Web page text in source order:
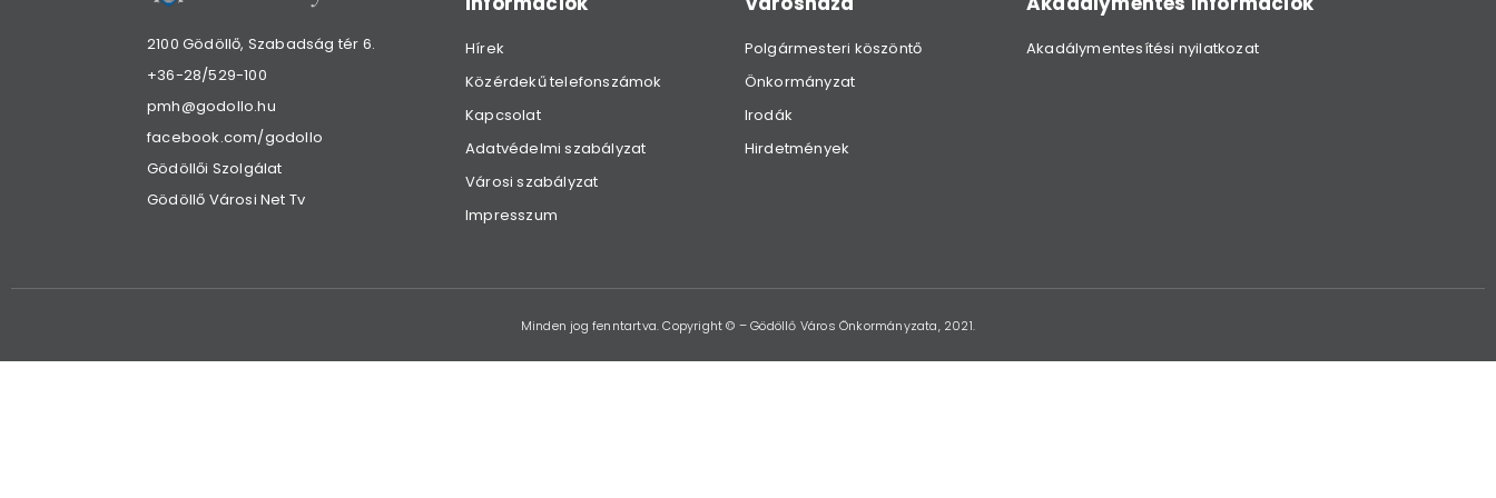
2100 Gödöllő, Szabadság tér 6.
+36-28/529-100
pmh@godollo.hu
facebook.com/godollo
Gödöllői Szolgálat
Gödöllő Városi Net Tv
Hírek
Közérdekű telefonszámok
Kapcsolat
Adatvédelmi szabályzat
Városi szabályzat
Impresszum
Polgármesteri köszöntő
Önkormányzat
Irodák
Hirdetmények
Akadálymentesítési nyilatkozat
Minden jog fenntartva. Copyright © – Gödöllő Város Önkormányzata, 2021.